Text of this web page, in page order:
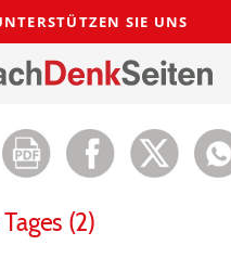
SIE UNS
(2)